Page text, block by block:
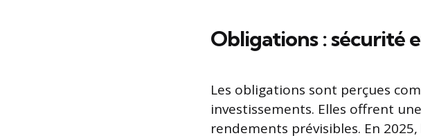
Obligations : sécurité
Les obligations sont perçues
investissements. Elles offrent
rendements prévisibles. En